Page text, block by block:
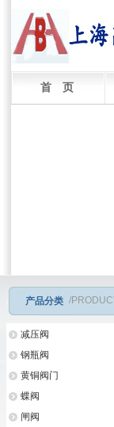
首 页
产品分类 /
减压阀
钢瓶阀
黄铜阀门
蝶阀
闸阀